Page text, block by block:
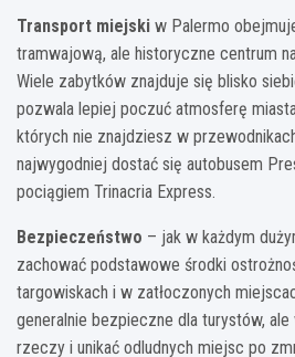
Transport miejski w Palermo
tramwajową, ale historyczne centrum
Wiele zabytków znajduje się blisko
pozwala lepiej poczuć atmosferę
których nie znajdziesz w
najwygodniej dostać się autobusem
pociągiem Trinacria Express.
Bezpieczeństwo – jak w każdym
zachować podstawowe środki
targowiskach i w zatłoczonych
generalnie bezpieczne dla turystów,
rzeczy i unikać odludnych miejsc po